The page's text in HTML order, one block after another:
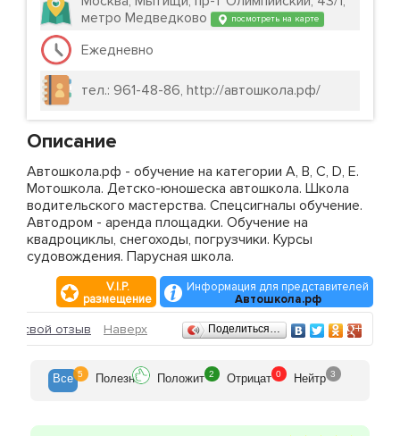
метро Медведково
посмотреть на карте
Ежедневно
тел.: 961-48-86, http://автошкола.рф/
Описание
Автошкола.рф - обучение на категории А, B, C, D, E.
Мотошкола. Детско-юношеска автошкола. Школа
водительского мастерства. Спецсигналы обучение.
Автодром - аренда площадки. Обучение на
квадроциклы, снегоходы, погрузчики. Курсы
судовождения. Парусная школа.
V.I.P.
размещение
Информация для представителей
Автошкола.рф
Отзывы
свой отзыв Наверх Поделиться…
Все 5 Полезн Положит 2 Отрицат 0 Нейтр 3